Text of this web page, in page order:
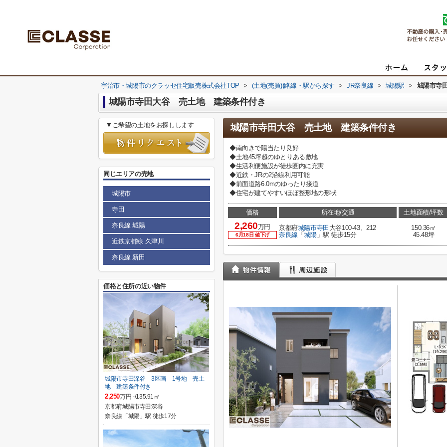
宇治市・城陽市のクラッセ住宅販売株式会社TOP > (土地(売買))路線・駅から探す > JR奈良線 > 城陽駅 > 城陽市寺
城陽市寺田大谷 売土地 建築条件付き
城陽市寺田大谷 売土地 建築条件付き
◆南向きで陽当たり良好
◆土地45坪超のゆとりある敷地
◆生活利便施設が徒歩圏内に充実
◆近鉄・JRの2沿線利用可能
◆前面道路6.0mのゆったり接道
◆住宅が建てやすいほぼ整形地の形状
価格
2,260万円
6月18日 値下げ
所在地/交通
京都府城陽市寺田 大谷100-43、212
奈良線 「城陽」駅 徒歩15分
土地面積/坪数
150.36㎡
45.48坪
▼ご希望の土地をお探しします
同じエリアの売地
城陽市
寺田
奈良線 城陽
近鉄京都線 久津川
奈良線 新田
価格と住所の近い物件
城陽市寺田深谷 3区画 1号地 売土
地 建築条件付き
2,250万円 -/135.91㎡
京都府城陽市寺田深谷
奈良線「城陽」駅 徒歩17分